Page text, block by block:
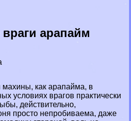
арапайм
махины, как арапайма, в
условиях врагов пpaктически
действительно,
просто непробиваема, даже